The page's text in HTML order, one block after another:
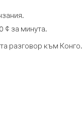
¢ за минута.
разговор към Конго.